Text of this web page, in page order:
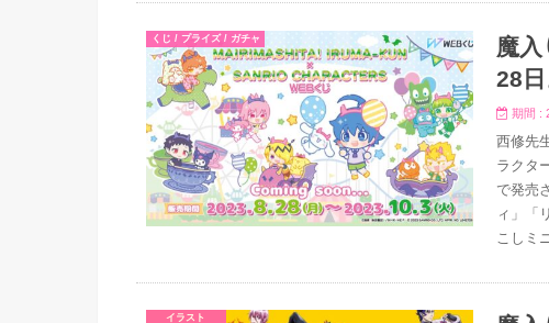
くじ / プライズ / ガチャ
魔
28
期間 :
西修先
ラクタ
で発売
ィ」「
こしミ
イラスト